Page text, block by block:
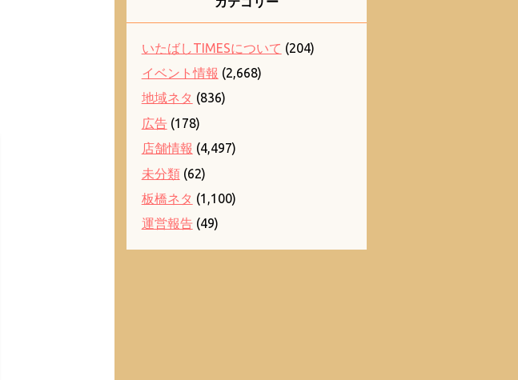
いたばしTIMESについて (204)
イベント情報 (2,668)
地域ネタ (836)
広告(178)
店舗情報 (4,497)
未分類(62)
板橋ネタ (1,100)
運営報告(49)